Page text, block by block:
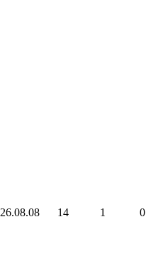
26.08.08 14 1 0